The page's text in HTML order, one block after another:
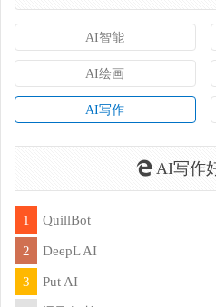
AI智能
AI绘画
AI写作
AI写作
1 QuillBot
2 DeepL AI
3 Put AI